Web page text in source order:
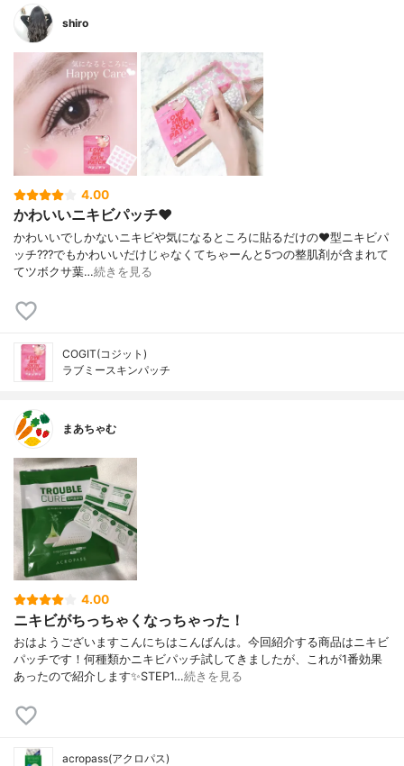
shiro
4.00
かわいいニキビパッチ❤︎
かわいいでしかない ニキビや気になるところに 貼るだけの❤︎型ニキビパ
ッチ??? でもかわいいだけじゃなくて ちゃーんと5つの整肌剤が含まれて
て ツボクサ葉…続きを見る
COGIT(コジット)
ラブミースキンパッチ
まあちゃむ
4.00
ニキビがちっちゃくなっちゃった！
おはようございますこんにちはこんばんは。今回紹介する商品はニキビ
パッチです！何種類かニキビパッチ試してきましたが、これが1番効果
あったので紹介します✨STEP1…続きを見る
acropass(アクロパス)